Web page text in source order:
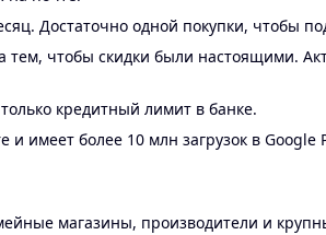
Достаточно одной покупки, чтобы
тем, чтобы скидки были настоящими.
кредитный лимит в банке.
имеет более 10 млн загрузок в Google
магазины, производители и